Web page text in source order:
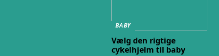
BABY
Vælg den rigtige
cykelhjelm til baby